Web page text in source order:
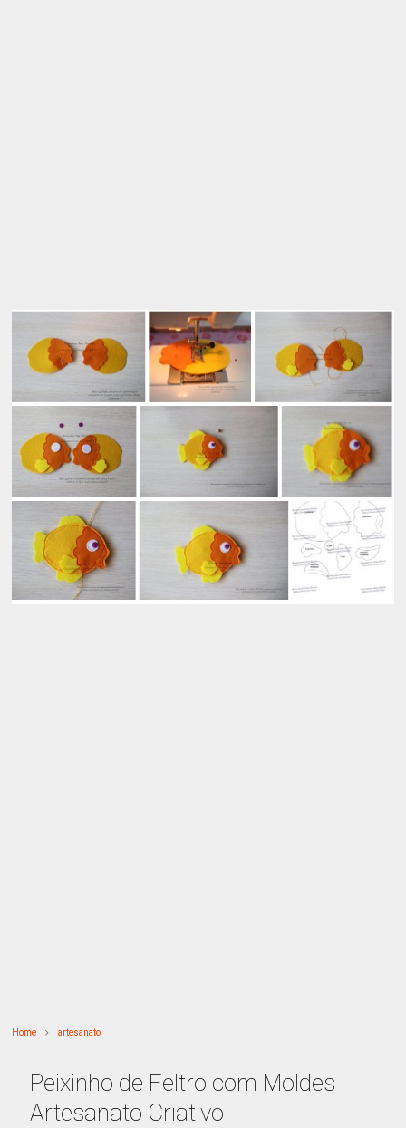
Home artesanato
Peixinho de Feltro com Moldes
Artesanato Criativo